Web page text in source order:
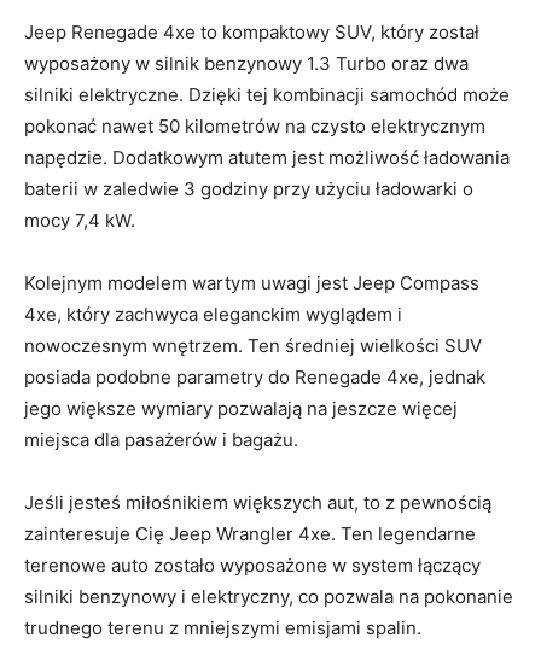
Jeep Renegade 4xe to kompaktowy SUV, który został‌
wyposażony w silnik benzynowy 1.3 Turbo oraz dwa
silniki ⁣elektryczne. Dzięki tej kombinacji samochód może
pokonać nawet 50 kilometrów na ‌czysto elektrycznym
napędzie. Dodatkowym atutem‍ jest możliwość ładowania
baterii ‍w zaledwie 3⁢ godziny przy użyciu ładowarki o
mocy‌ 7,4 kW.
Kolejnym modelem ⁣wartym uwagi jest Jeep‌ Compass
4xe, ⁢który zachwyca eleganckim wyglądem i
nowoczesnym wnętrzem. Ten średniej wielkości SUV
posiada⁣ podobne parametry do Renegade 4xe, jednak
‍jego większe wymiary pozwalają na jeszcze więcej
miejsca dla⁤ pasażerów i bagażu.
Jeśli jesteś miłośnikiem większych aut, ‍to z⁣ pewnością
zainteresuje Cię Jeep Wrangler ‍4xe. Ten legendarne‍
terenowe auto zostało wyposażone⁢ w system łączący
silniki benzynowy ⁣i elektryczny, co pozwala na pokonanie
trudnego terenu z mniejszymi emisjami spalin.